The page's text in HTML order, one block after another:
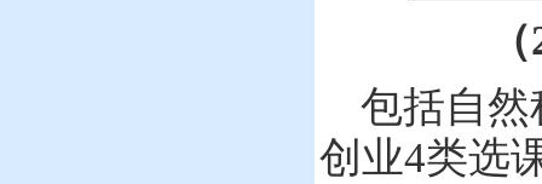
（
包括自
创业4类选